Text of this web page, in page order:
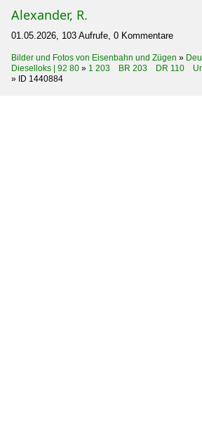
Alexander, R.
01.05.2026, 103 Aufrufe, 0 Kommentare
Bilder und Fotos von Eisenbahn und Zügen »
Dieselloks | 92 80 » 1 203 BR 203 DR 110
» ID 1440884